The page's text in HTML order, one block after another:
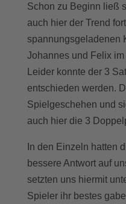
Schon zu Beginn ließ
auch hier der Trend
spannungsgeladenen
Johannes und Felix
Leider konnte der 3
entschieden werden.
Spielgeschehen und
auch hier die 3
In den Einzeln hatten
bessere Antwort auf
setzten uns hiermit
Spieler ihr bestes